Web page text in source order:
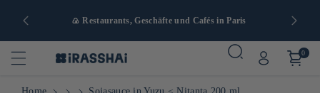
🍙 Restaurants, Geschäfte und Cafés in Paris
0